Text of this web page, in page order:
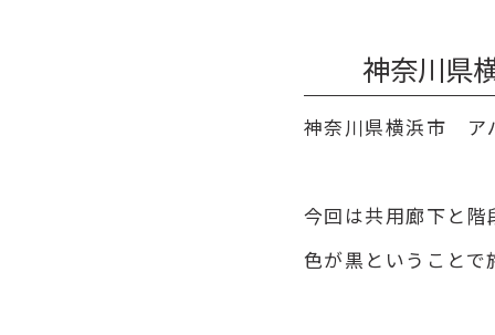
神奈川
神奈川県横浜市
今回は共用廊下と
色が黒ということ